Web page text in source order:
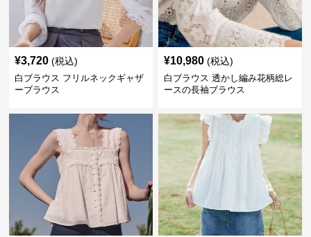
¥3,720 (税込)
白ブラウス フリルネックギャザ
ーブラウス
¥10,980 (税込)
白ブラウス 透かし編み花柄総レ
ースの長袖ブラウス